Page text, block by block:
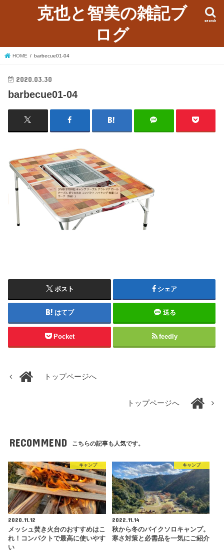
克也と智美の雑記ブ
ログ
search
HOME barbecue01-04
2020.03.30
barbecue01-04
ポスト シェア
はてブ 送る
Pocket feedly
トップページへ
トップページへ
RECOMMEND こちらの記事も人気です。
キャンプ
2020.11.12
メッシュ焚き火台のおすすめはこ
れ！コンパクトで最高に使いやす
い
キャンプ
2022.11.14
秋から冬のバイクソロキャンプ。
寒さ対策と必需品を一気にご紹介